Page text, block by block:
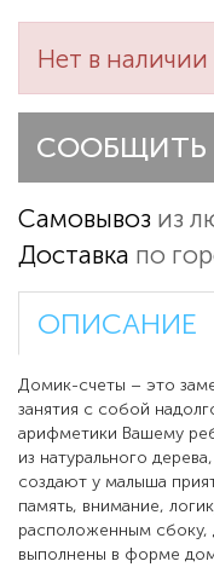
Нет в наличии
СООБЩИТЬ
Самовывоз из
Доставка по
ОПИСАНИЕ
Домик-счеты – это
занятия с собой
арифметики Вашему
из натурального
создают у малыша
память, внимание,
расположенным сбоку,
выполнены в форме